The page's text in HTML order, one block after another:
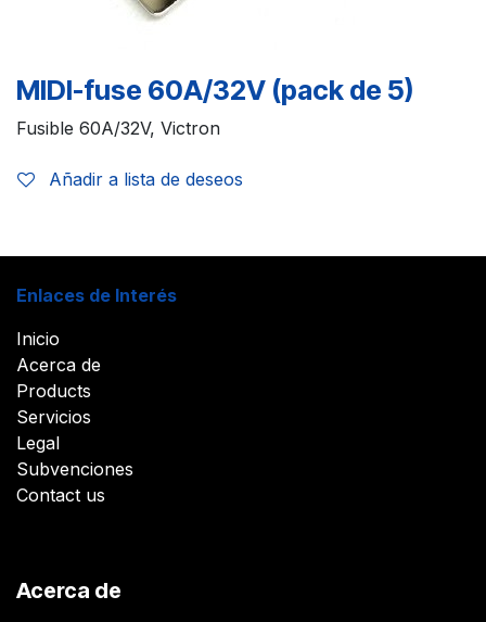
MIDI-fuse 60A/32V (pack de 5)
Fusible 60A/32V, Victron
Añadir a lista de deseos
Enlaces de Interés
Inicio
Acerca de
Products
Servicios
Legal
Subvenciones
Contact us
Acerca de